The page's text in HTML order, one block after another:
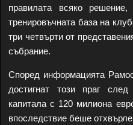
правилата всяко
тренировъчната база на
три четвърти от
събрание.
Според информацията
достигнат този праг
капитала с 120 милиона
впоследствие беше